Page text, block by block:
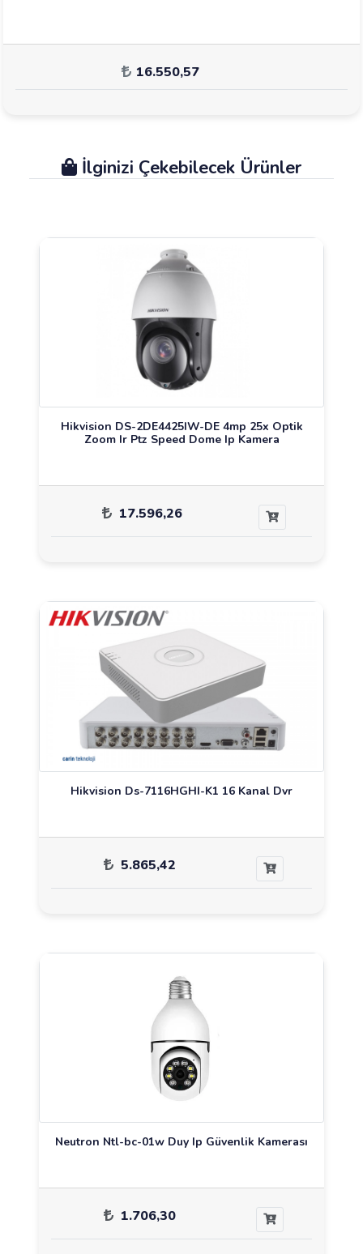
16.550,57
İlginizi Çekebilecek Ürünler
Hikvision DS-2DE4425IW-DE 4mp 25x Optik
Zoom Ir Ptz Speed Dome Ip Kamera
17.596,26
Hikvision Ds-7116HGHI-K1 16 Kanal Dvr
5.865,42
Neutron Ntl-bc-01w Duy Ip Güvenlik Kamerası
1.706,30